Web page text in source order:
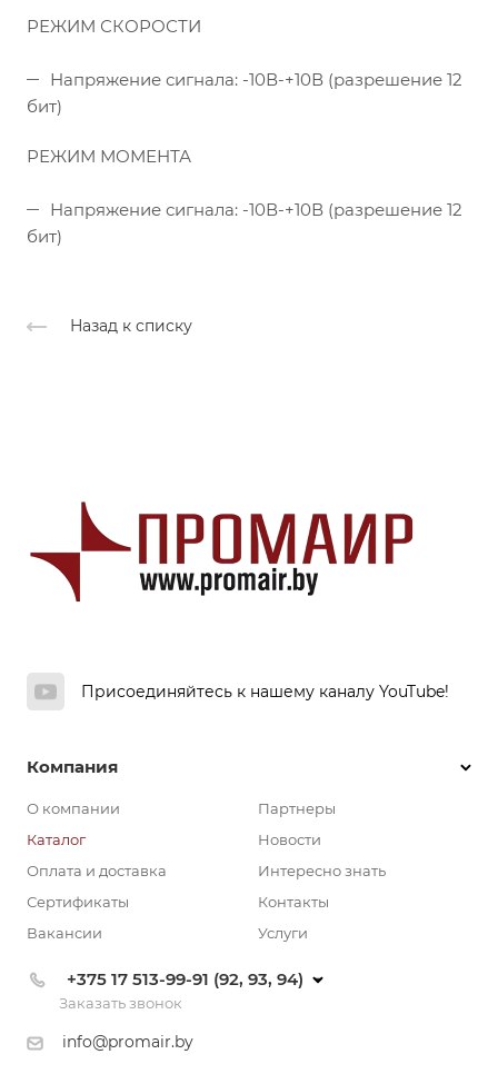
РЕЖИМ СКОРОСТИ
Напряжение сигнала: -10В-+10В (разрешение 12
бит)
РЕЖИМ МОМЕНТА
Напряжение сигнала: -10В-+10В (разрешение 12
бит)
Назад к списку
Присоединяйтесь к нашему каналу YouTube!
Компания
О компании
Каталог
Оплата и доставка
Сертификаты
Вакансии
Партнеры
Новости
Интересно знать
Контакты
Услуги
+375 17 513-99-91 (92, 93, 94)
Заказать звонок
info@promair.by